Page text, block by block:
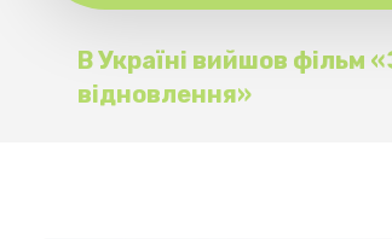
В Україні вийшов фільм
відновлення»